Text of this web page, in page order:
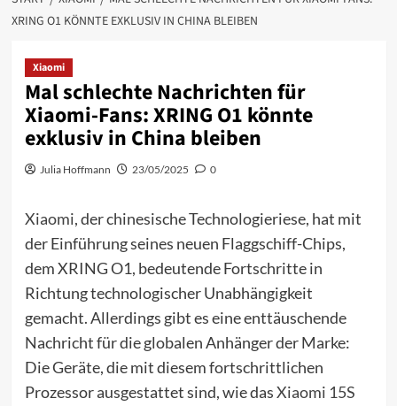
XRING O1 KÖNNTE EXKLUSIV IN CHINA BLEIBEN
Xiaomi
Mal schlechte Nachrichten für
Xiaomi-Fans: XRING O1 könnte
exklusiv in China bleiben
Julia Hoffmann 23/05/2025 0
Xiaomi, der chinesische Technologieriese, hat mit
der Einführung seines neuen Flaggschiff-Chips,
dem XRING O1, bedeutende Fortschritte in
Richtung technologischer Unabhängigkeit
gemacht. Allerdings gibt es eine enttäuschende
Nachricht für die globalen Anhänger der Marke:
Die Geräte, die mit diesem fortschrittlichen
Prozessor ausgestattet sind, wie dasXiaomi 15S